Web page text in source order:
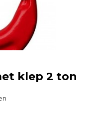
klep 2 ton